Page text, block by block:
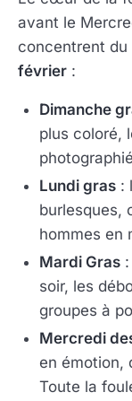
avant le
concentrent du
février :
Dimanche
plus coloré,
Lundi gras :
burlesques,
hommes en
Mardi Gras
soir, les
groupes à
Mercredi
en émotion,
Toute la